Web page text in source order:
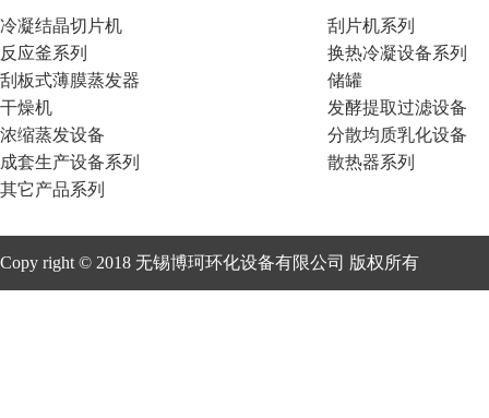
冷凝结晶切片机
刮片机系列
反应釜系列
换热冷凝设备系列
刮板式薄膜蒸发器
储罐
干燥机
发酵提取过滤设备
浓缩蒸发设备
分散均质乳化设备
成套生产设备系列
散热器系列
其它产品系列
Copy right © 2018 无锡博珂环化设备有限公司 版权所有